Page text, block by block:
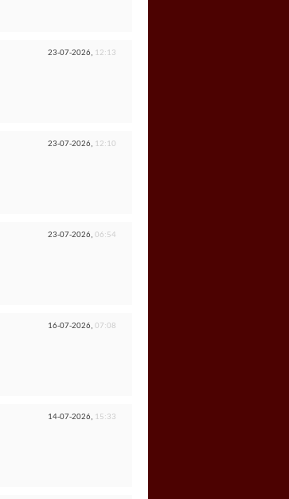
23-07-2026, 12:13
23-07-2026, 12:10
23-07-2026, 06:54
16-07-2026, 07:08
14-07-2026, 15:33